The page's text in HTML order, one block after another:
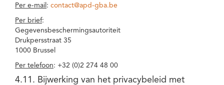
Per e-mail : contact@apd-gba.be
Per brief:
Gegevensbeschermingsautoriteit
Drukpersstraat 35
1000 Brussel
Per telefoon: +32 (0)2 274 48 00
4.11. Bijwerking van het privacybeleid met